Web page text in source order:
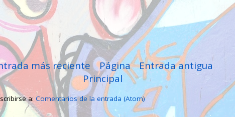
más reciente Entrada antigua
Página
Principal
a: Comentarios de la entrada (Atom)